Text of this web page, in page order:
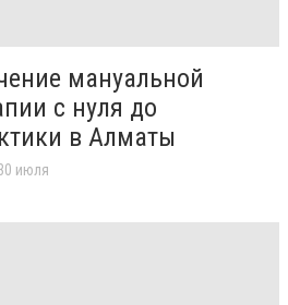
мануальной
с нуля до
в Алматы
июля